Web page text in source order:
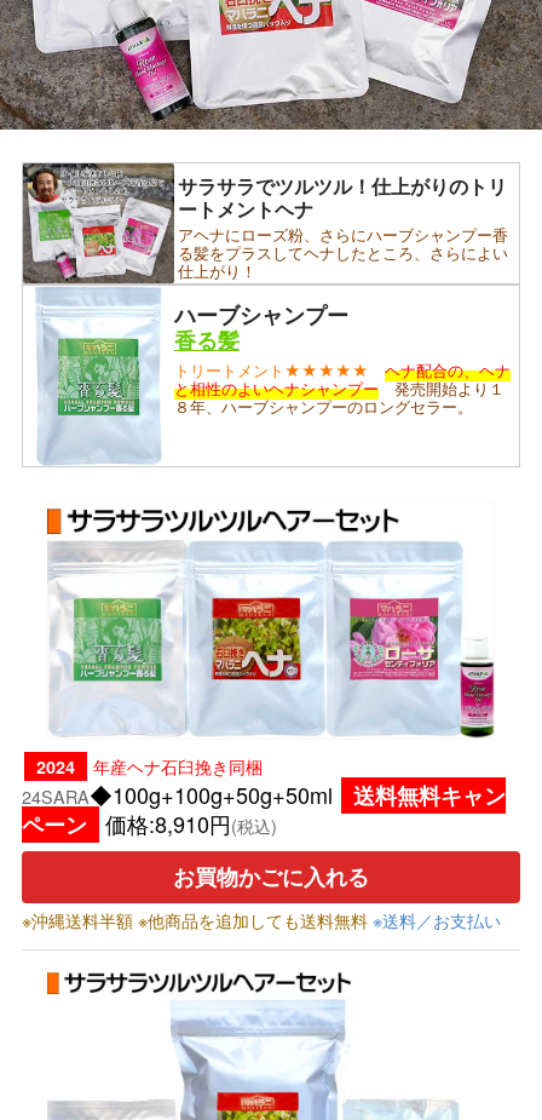
サラサラでツルツル！仕上がりのトリ
ートメントヘナ
アヘナにローズ粉、さらにハーブシャンプー香
る髪をプラスしてヘナしたところ、さらによい
仕上がり！
ハーブシャンプー
香る髪
トリートメント★★★★★ ヘナ配合の、ヘナ
と相性のよいヘナシャンプー 発売開始より１
８年、ハーブシャンプーのロングセラー。
2024
年産ヘナ石臼挽き同梱
24SARA◆100g+100g+50g+50ml
送料無料キャン
ペーン 価格:8,910円(税込)
お買物かごに入れる
※沖縄送料半額 ※他商品を追加しても送料無料※送料／お支払い